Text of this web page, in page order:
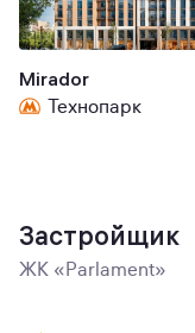
Mirador
Технопарк
Застройщик
ЖК «Parlament»